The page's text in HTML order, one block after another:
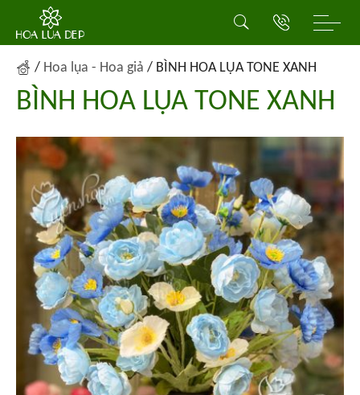
/ Hoa lụa - Hoa giả / BÌNH HOA LỤA TONE XANH
BÌNH HOA LỤA TONE XANH